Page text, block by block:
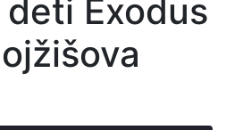
Exodus